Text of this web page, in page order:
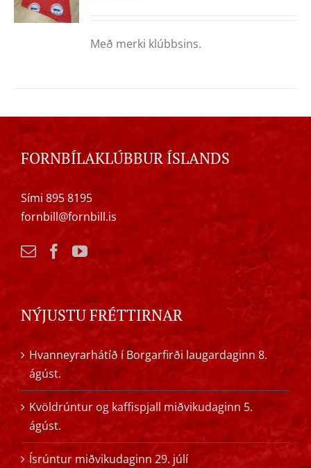
Með merki klúbbsins.
FORNBÍLAKLÚBBUR ÍSLANDS
Sími 895 8195
fornbill@fornbill.is
NÝJUSTU FRÉTTIRNAR
Hvanneyrarhátíð í Borgarfirði laugardaginn 8.
ágúst.
Kvöldrúntur og kaffispjall miðvikudaginn 5.
ágúst.
Ísrúntur miðvikudaginn 29. júlí